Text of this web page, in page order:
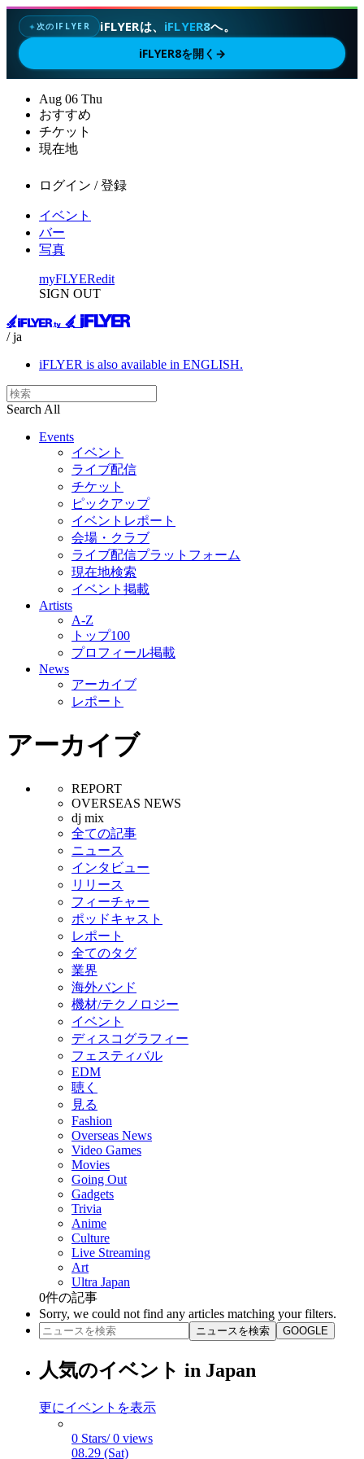
✦次のIFLYER iFLYERは、 iFLYER8へ。
iFLYER8を開く →
Aug 06 Thu
おすすめ
チケット
現在地
ログイン / 登録
イベント
バー
写真
myFLYERedit
SIGN OUT
/ ja
iFLYER is also available in ENGLISH.
Search All
Events
イベント
ライブ配信
チケット
ピックアップ
イベントレポート
会場・クラブ
ライブ配信プラットフォーム
現在地検索
イベント掲載
Artists
A-Z
トップ100
プロフィール掲載
News
アーカイブ
レポート
アーカイブ
REPORT
OVERSEAS NEWS
dj mix
全ての記事
ニュース
インタビュー
リリース
フィーチャー
ポッドキャスト
レポート
全てのタグ
業界
海外バンド
機材/テクノロジー
イベント
ディスコグラフィー
フェスティバル
EDM
聴く
見る
Fashion
Overseas News
Video Games
Movies
Going Out
Gadgets
Trivia
Anime
Culture
Live Streaming
Art
Ultra Japan
0件の記事
Sorry, we could not find any articles matching your filters.
ニュースを検索 GOOGLE
人気のイベント in Japan
更にイベントを表示
0 Stars/ 0 views
08.29 (Sat)